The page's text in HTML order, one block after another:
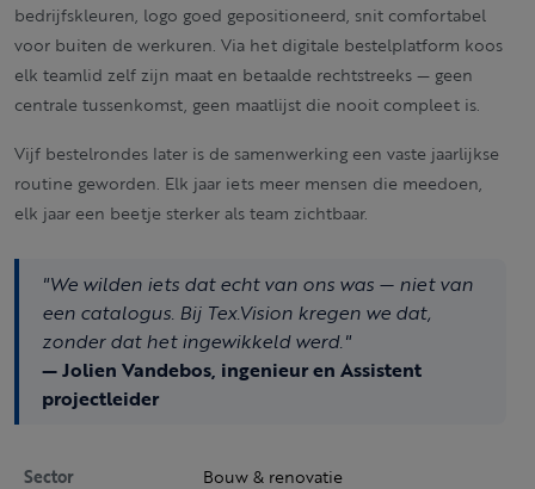
bedrijfskleuren, logo goed gepositioneerd, snit comfortabel
voor buiten de werkuren. Via het digitale bestelplatform koos
elk teamlid zelf zijn maat en betaalde rechtstreeks — geen
centrale tussenkomst, geen maatlijst die nooit compleet is.
Vijf bestelrondes later is de samenwerking een vaste jaarlijkse
routine geworden. Elk jaar iets meer mensen die meedoen,
elk jaar een beetje sterker als team zichtbaar.
"We wilden iets dat echt van ons was — niet van
een catalogus. Bij Tex.Vision kregen we dat,
zonder dat het ingewikkeld werd."
— Jolien Vandebos, ingenieur en Assistent
projectleider
Sector
Bouw & renovatie